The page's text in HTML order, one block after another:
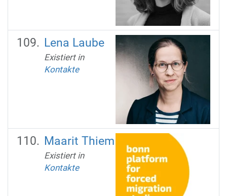
Lena Laube
Existiert in
Kontakte
Maarit Thiem
Existiert in
Kontakte